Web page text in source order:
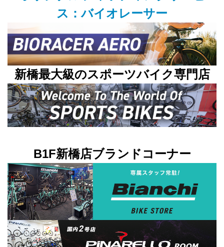
ス：バイオレーサー
新橋最大級のスポーツバイク専門店
B1F新橋店ブランドコーナー